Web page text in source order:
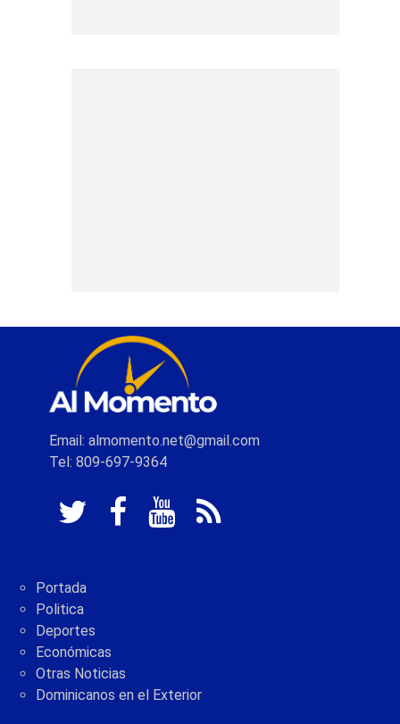
Email: almomento.net@gmail.com
Tel: 809-697-9364
Portada
Politica
Deportes
Económicas
Otras Noticias
Dominicanos en el Exterior